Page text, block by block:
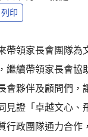
列印
帶領家長會團隊為
繼續帶領家長會協
會夥伴及顧問們，
見證「卓越文心、
行政團隊通力合作